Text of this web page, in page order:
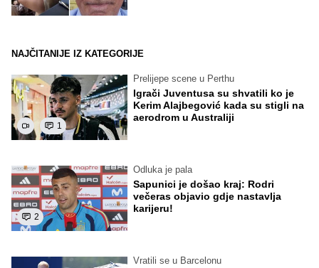
NAJČITANIJE IZ KATEGORIJE
1
Prelijepe scene u Perthu
Igrači Juventusa su shvatili ko je
Kerim Alajbegović kada su stigli na
aerodrom u Australiji
2
Odluka je pala
Sapunici je došao kraj: Rodri
večeras objavio gdje nastavlja
karijeru!
Vratili se u Barcelonu